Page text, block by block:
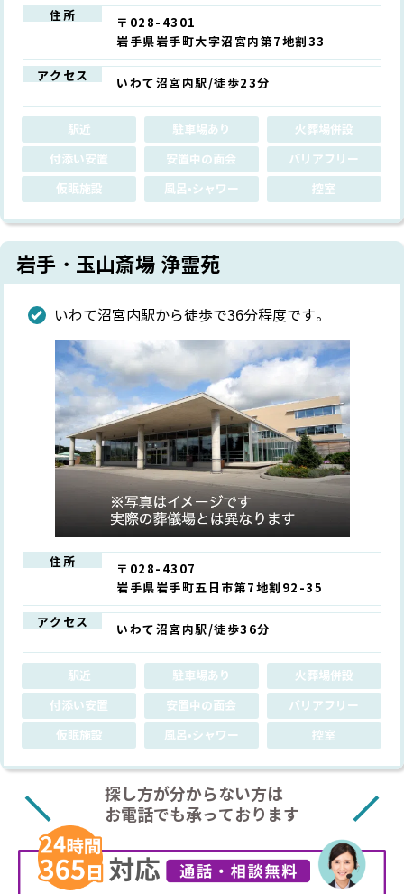
住所
〒028-4301
岩手県岩手町大字沼宮内第7地割33
アクセス いわて沼宮内駅/徒歩23分
駅近 駐車場あり
火葬場併設
付添い安置
安置中の面会
バリアフリー
仮眠施設
風呂•シャワー 控室
岩手・玉山斎場 浄霊苑
いわて沼宮内駅から徒歩で36分程度です。
住所
〒028-4307
岩手県岩手町五日市第7地割92-35
アクセス いわて沼宮内駅/徒歩36分
駅近 駐車場あり
火葬場併設
付添い安置
安置中の面会
バリアフリー
仮眠施設
風呂•シャワー 控室
探し方が分からない方は
お電話でも承っております